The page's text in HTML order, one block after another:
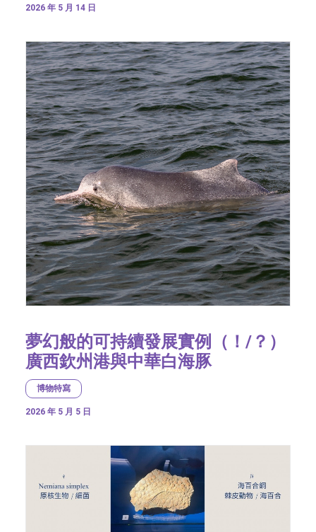
2026 年 5 月 14 日
夢幻般的可持續發展實例（！/？）
廣西欽州港與中華白海豚
博物特寫
2026 年 5 月 5 日